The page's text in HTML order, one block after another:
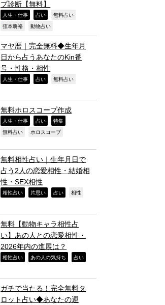
プ診断【無料】
人生・仕事 占い 無料占い
弦本將裕 動物占い
マヤ暦｜完全無料◆生年月
日から占うあなたのKin番
号・性格・相性
人生・仕事 占い 無料占い
無料ホロスコープ作成
人生・仕事 占い 特集
無料占い ホロスコープ
無料相性占い｜生年月日で
占う2人の恋愛相性・結婚相
性・SEX相性
相性占い 片思い 占い 相性
無料【動物キャラ相性占
い】あの人との恋愛相性・
2026年内の進展は？
相性占い あの人の気持ち 占い
ガチで当たる！完全無料タ
ロット占い◆あなたの運